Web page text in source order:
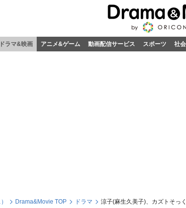
ドラマ&映画 アニメ&ゲーム 動画配信サービス スポーツ 社
Drama&Movie TOP ドラマ 涼子(麻生久美子)、カズトそっ